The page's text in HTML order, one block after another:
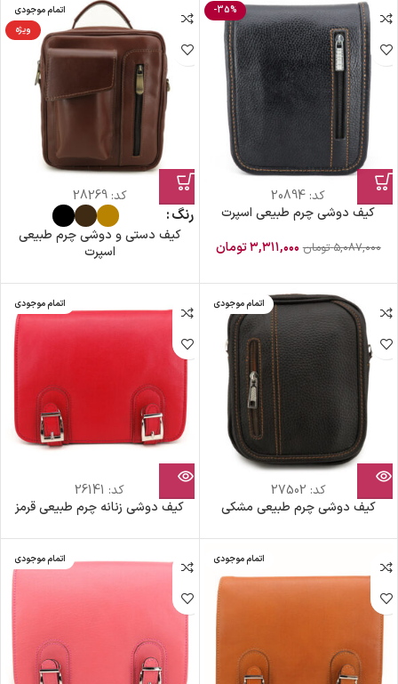
-35%
کد: 20894
کیف دوشی چرم طبیعی اسپرت
۵,۰۸۷,۰۰۰ تومان ۳,۳۱۱,۰۰۰تومان
اتمام موجودی
ویژه
کد:28269
رنگ
کیف دستی و دوشی چرم طبیعی
اسپرت
اتمام موجودی
کد: 27502
کیف دوشی چرم طبیعی مشکی
اتمام موجودی
کد: 26141
کیف دوشی زنانه چرم طبیعی قرمز
اتمام موجودی اتمام موجودی